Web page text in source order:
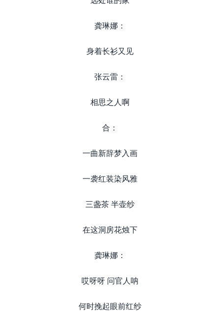
龚琳娜：
身着长衫又见
张云雷：
相思之人啊
合：
一曲新辞梦入画
一袭红装染风雅
三盏茶 半壶纱
在这洞房花烛下
龚琳娜：
哎呀呀 问官人呐
何时挽起眼前红纱